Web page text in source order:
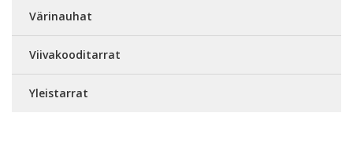
Värinauhat
Viivakooditarrat
Yleistarrat